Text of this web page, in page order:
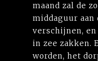
maand zal de
middaguur aan
verschijnen,
in zee zakken.
worden, het